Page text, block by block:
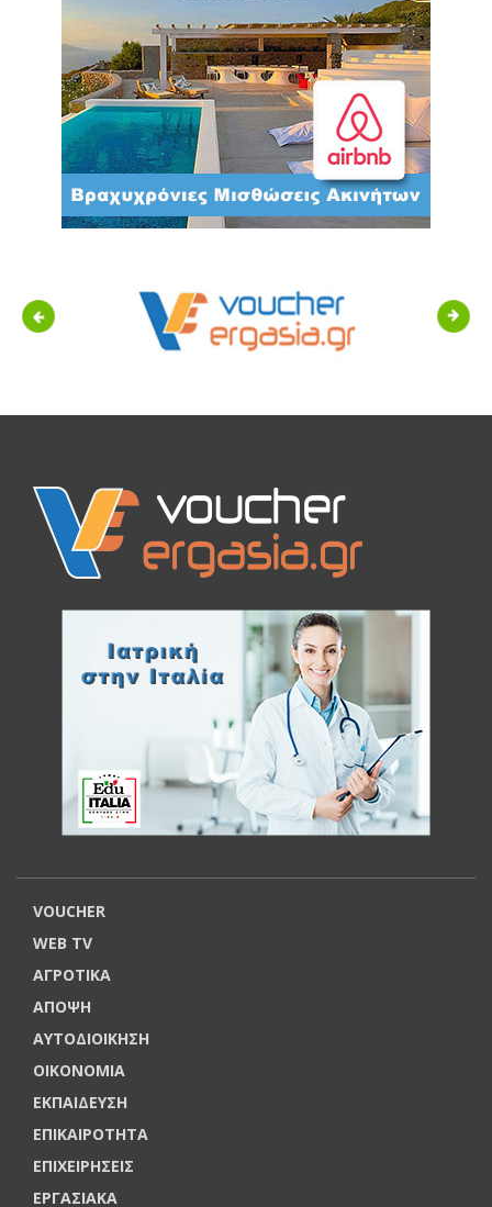
Previous Next
VOUCHER
WEB TV
ΑΓΡΟΤΙΚΑ
ΑΠΟΨΗ
ΑΥΤΟΔΙΟΙΚΗΣΗ
ΟΙΚΟΝΟΜΙΑ
ΕΚΠΑΙΔΕΥΣΗ
ΕΠΙΚΑΙΡΟΤΗΤΑ
ΕΠΙΧΕΙΡΗΣΕΙΣ
ΕΡΓΑΣΙΑΚΑ